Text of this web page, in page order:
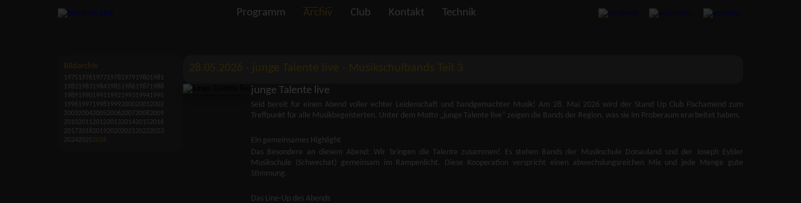
Programm Archiv Club Kontakt Technik
Bildarchiv
1975 1976 1977 1978 1979 1980 1981
1982 1983 1984 1985 1986 1987 1988
1989 1990 1991 1992 1993 1994 1995
1996 1997 1998 19992000 2001 2002
2003 2004 20052006 20072008 2009
2010 2011 20122013 2014 20152016
20172018 20192020 2021 20222023
2024 20252026
28.05.2026 - junge Talente live - Musikschulbands Teil 3
junge Talente live
Seid bereit für einen Abend voller echter Leidenschaft und handgemachter Musik! Am 28. Mai 2026 wird der Stand Up Club Fischamend zum
Treffpunkt für alle Musikbegeisterten. Unter dem Motto „junge Talente live“ zeigen die Bands der Region, was sie im Proberaum erarbeitet haben.
Ein gemeinsames Highlight
Das Besondere an diesem Abend: Wir bringen die Talente zusammen! Es stehen Bands der Musikschule Donauland und der Joseph Eybler
Musikschule (Schwechat) gemeinsam im Rampenlicht. Diese Kooperation verspricht einen abwechslungsreichen Mix und jede Menge gute
Stimmung.
Das Line-Up des Abends